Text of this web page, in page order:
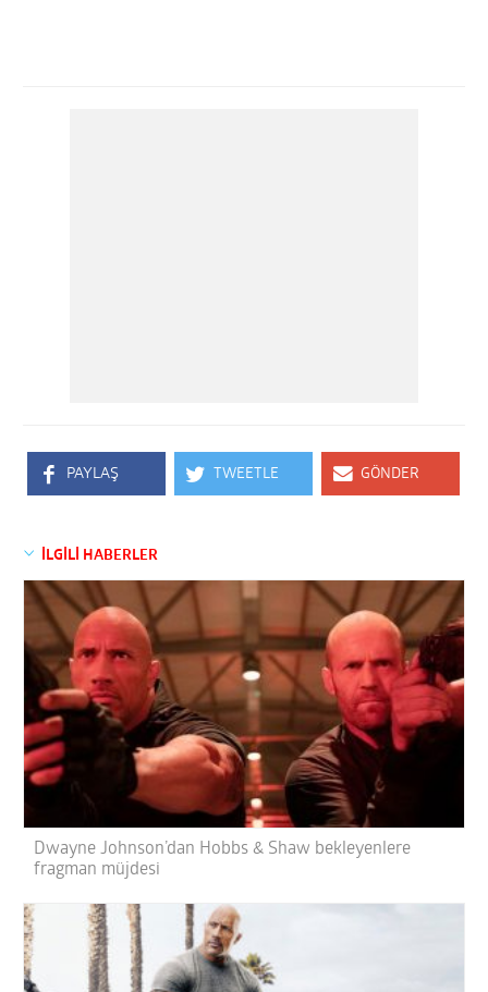
PAYLAŞ TWEETLE GÖNDER
İLGİLİ HABERLER
Dwayne Johnson’dan Hobbs & Shaw bekleyenlere
fragman müjdesi